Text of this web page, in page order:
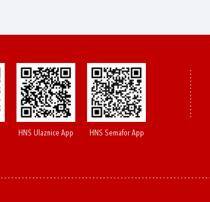
HNS Ulaznice App HNS Semafor App